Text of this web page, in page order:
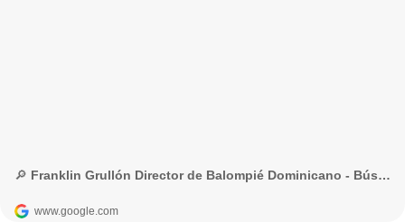
🔎 Franklin Grullón Director de Balompié Dominicano - Búsqueda de Google
www.google.com